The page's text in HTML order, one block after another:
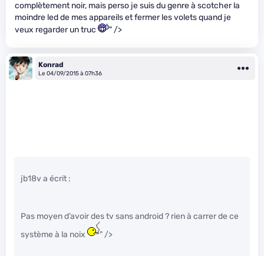
complètement noir, mais perso je suis du genre à scotcher la
moindre led de mes appareils et fermer les volets quand je
veux regarder un truc
" />
Konrad
Le 04/09/2015 à 07h36
jb18v a écrit :
Pas moyen d’avoir des tv sans android ? rien à carrer de ce
système à la noix
" />